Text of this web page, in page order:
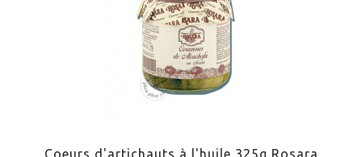
Coeurs d'artichauts à l'huile 325g Rosara